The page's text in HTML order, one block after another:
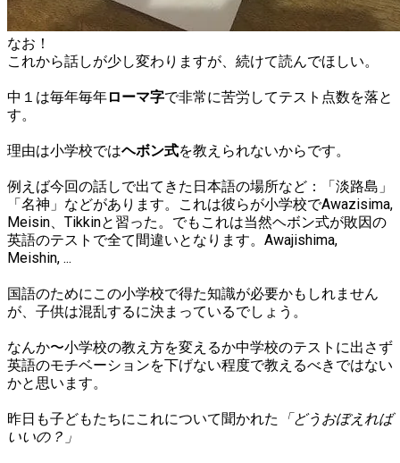
なお！
これから話しが少し変わりますが、続けて読んでほしい。
中１は毎年毎年ローマ字で非常に苦労してテスト点数を落と
す。
理由は小学校ではヘボン式を教えられないからです。
例えば今回の話しで出てきた日本語の場所など：「淡路島」
「名神」などがあります。これは彼らが小学校でAwazisima,
Meisin、Tikkinと習った。でもこれは当然ヘボン式が敗因の
英語のテストで全て間違いとなります。Awajishima,
Meishin, ...
国語のためにこの小学校で得た知識が必要かもしれません
が、子供は混乱するに決まっているでしょう。
なんか〜小学校の教え方を変えるか中学校のテストに出さず
英語のモチベーションを下げない程度で教えるべきではない
かと思います。
昨日も子どもたちにこれについて聞かれた
「どうおぼえれば
いいの？」